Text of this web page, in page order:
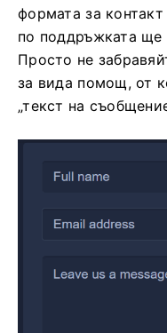
формата за
по поддръжката ще
Просто не
за вида помощ, от
„текст на